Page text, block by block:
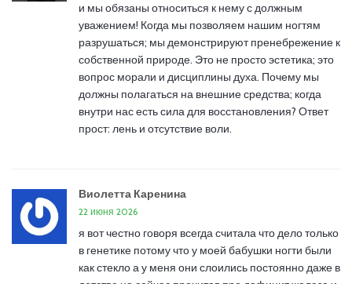
и мы обязаны относиться к нему с должным
уважением! Когда мы позволяем нашим ногтям
разрушаться; мы демонстрируют пренебрежение к
собственной природе. Это не просто эстетика; это
вопрос морали и дисциплины духа. Почему мы
должны полагаться на внешние средства; когда
внутри нас есть сила для восстановления? Ответ
прост: лень и отсутствие воли.
Виолетта Каренина
22 июня 2026
я вот честно говоря всегда считала что дело только
в генетике потому что у моей бабушки ногти были
как стекло а у меня они слоились постоянно даже в